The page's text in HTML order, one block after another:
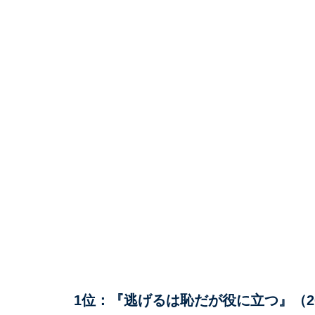
1位：『逃げるは恥だが役に立つ』（